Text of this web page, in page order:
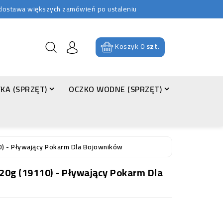
większych zamówień po ustaleniu
Koszyk0szt.
(SPRZĘT)
OCZKO WODNE (SPRZĘT)
Pływający Pokarm Dla Bojowników
(19110) - Pływający Pokarm Dla